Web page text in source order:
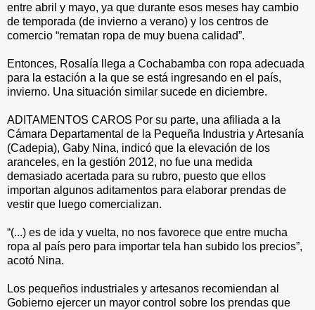
entre abril y mayo, ya que durante esos meses hay cambio
de temporada (de invierno a verano) y los centros de
comercio “rematan ropa de muy buena calidad”.
Entonces, Rosalía llega a Cochabamba con ropa adecuada
para la estación a la que se está ingresando en el país,
invierno. Una situación similar sucede en diciembre.
ADITAMENTOS CAROS Por su parte, una afiliada a la
Cámara Departamental de la Pequeña Industria y Artesanía
(Cadepia), Gaby Nina, indicó que la elevación de los
aranceles, en la gestión 2012, no fue una medida
demasiado acertada para su rubro, puesto que ellos
importan algunos aditamentos para elaborar prendas de
vestir que luego comercializan.
“(...) es de ida y vuelta, no nos favorece que entre mucha
ropa al país pero para importar tela han subido los precios”,
acotó Nina.
Los pequeños industriales y artesanos recomiendan al
Gobierno ejercer un mayor control sobre los prendas que